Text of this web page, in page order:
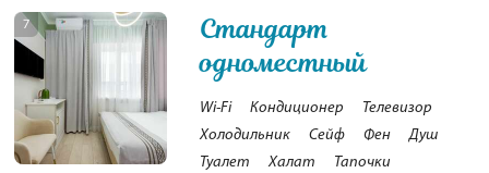
7
Стандарт
одноместный
Wi-Fi Кондиционер
Телевизор
Холодильник
Сейф Фен
Душ
Туалет
Халат Тапочки